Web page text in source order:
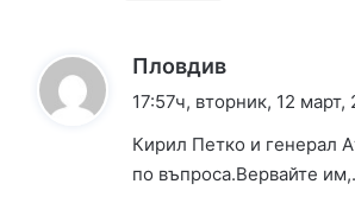
Пловдив
а
17:57ч, вторник, 12 март,
Кирил Петко и генерал
по въпроса.Вервайте